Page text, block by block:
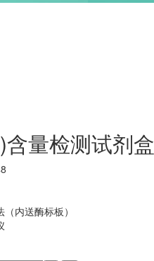
含量检测试剂盒
（内送酶标板）